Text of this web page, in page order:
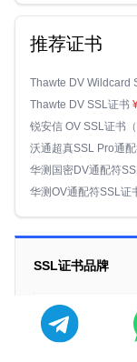
推荐证书
Thawte DV Wildcard
Thawte DV SSL证书
锐安信 OV SSL证书
沃通超真SSL Pro通
华测国密DV通配符
华测OV通配符SSL证
SSL证书品牌